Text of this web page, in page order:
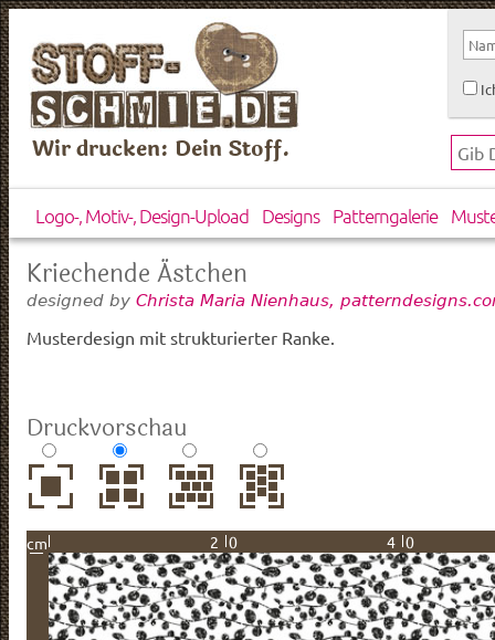
Wir drucken: Dein Stoff.
Logo-, Motiv-, Design-Upload Designs Patterngalerie
Kriechende Ästchen
designed by Christa Maria Nienhaus,
Musterdesign mit strukturierter Ranke.
Druckvorschau
cm 20 40